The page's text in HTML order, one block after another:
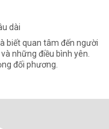
dài
biết quan tâm đến người
những điều bình yên.
đối phương.